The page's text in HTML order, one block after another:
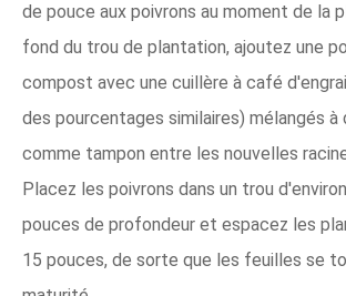
de pouce aux poivrons au moment de la
fond du trou de plantation, ajoutez une
compost avec une cuillère à café
des pourcentages similaires) mélangés à
comme tampon entre les nouvelles
Placez les poivrons dans un trou
pouces de profondeur et espacez les
15 pouces, de sorte que les feuilles se